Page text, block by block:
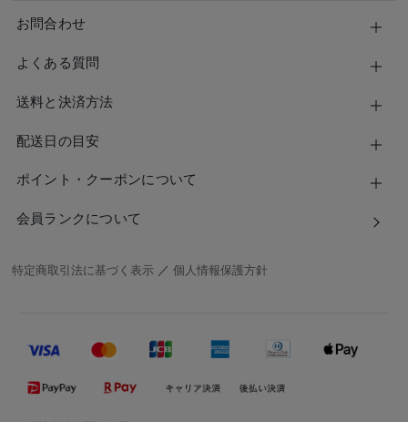
お問合わせ
よくある質問
送料と決済方法
配送日の目安
ポイント・クーポンについて
会員ランクについて
特定商取引法に基づく表示 ／個人情報保護方針